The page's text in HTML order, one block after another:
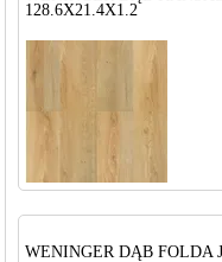
128.6X21.4X1.2
WENINGER DĄB FOLDA